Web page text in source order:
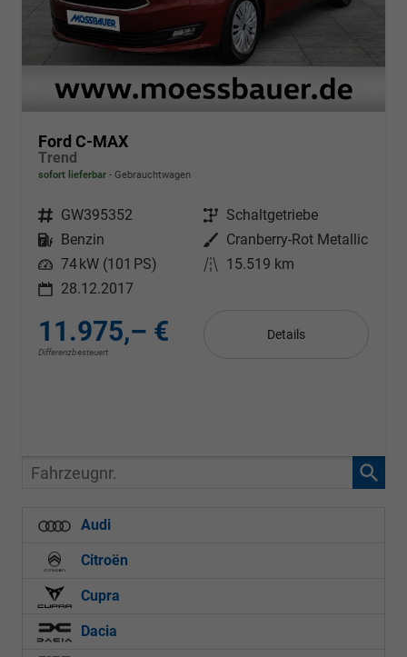
Ford C-MAX
Trend
sofort lieferbar Gebrauchtwagen
Fahrzeugnr. GW395352 Getriebe Schaltgetriebe
Kraftstoff
Benzin Außenfarbe Cranberry-Rot Metallic
Leistung 74 kW (101 PS) Kilometerstand 15.519 km
28.12.2017
11.975,– €
Differenzbesteuert
Details
Fahrzeugnr.
Audi
Citroën
Cupra
Dacia